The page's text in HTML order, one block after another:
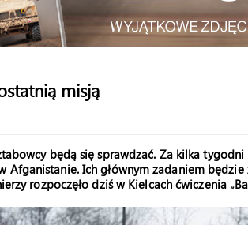
misją
będą się sprawdzać. Za kilka
Afganistanie. Ich głównym zadaniem
rozpoczęło dziś w Kielcach ćwiczenia